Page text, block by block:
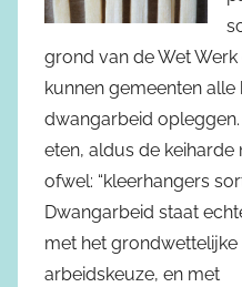
grond van de Wet
kunnen gemeenten
dwangarbeid
eten, aldus de
ofwel: “kleerhangers
Dwangarbeid staat
met het
arbeidskeuze, en met